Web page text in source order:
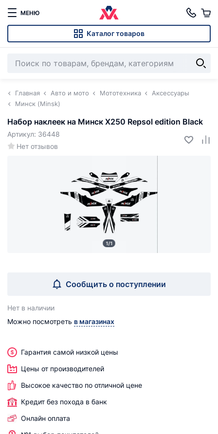
МЕНЮ
Каталог товаров
Главная Авто и мото Мототехника
Аксессуары
Минск (Minsk)
Набор наклеек на Минск X250 Repsol edition Black
Нет отзывов
Артикул: 36448
1/1
Сообщить о поступлении
Нет в наличии
Можно посмотреть в магазинах
Гарантия самой низкой цены
Цены от производителей
Высокое качество по отличной цене
Кредит без похода в банк
Онлайн оплата